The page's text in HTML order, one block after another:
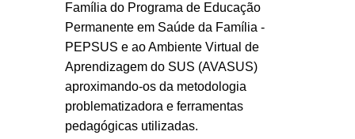
Família do Programa de Educação
Permanente em Saúde da Família -
PEPSUS e ao Ambiente Virtual de
Aprendizagem do SUS (AVASUS)
aproximando-os da metodologia
problematizadora e ferramentas
pedagógicas utilizadas.